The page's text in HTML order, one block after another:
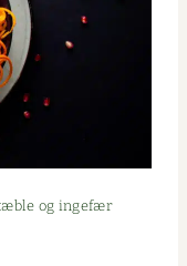
og ingefær